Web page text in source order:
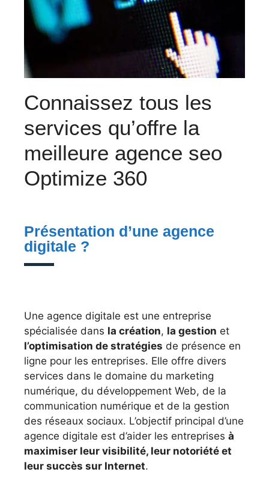
Connaissez tous les
services qu’offre la
meilleure agence seo
Optimize 360
Présentation d’une agence
digitale ?
Une agence digitale est une entreprise
spécialisée dans la création, la gestion et
l’optimisation de stratégies de présence en
ligne pour les entreprises. Elle offre divers
services dans le domaine du marketing
numérique, du développement Web, de la
communication numérique et de la gestion
des réseaux sociaux. L’objectif principal d’une
agence digitale est d’aider les entreprises à
maximiser leur visibilité, leur notoriété et
leur succès sur Internet.